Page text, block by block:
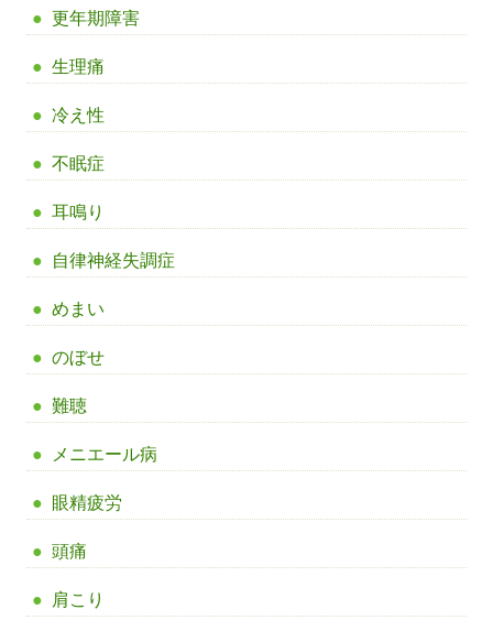
更年期障害
生理痛
冷え性
不眠症
耳鳴り
自律神経失調症
めまい
のぼせ
難聴
メニエール病
眼精疲労
頭痛
肩こり